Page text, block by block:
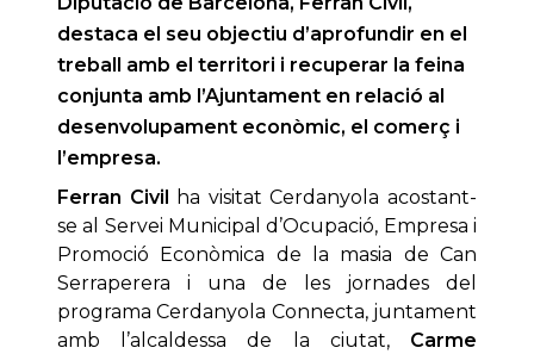
destaca el seu objectiu d’aprofundir en el
treball amb el territori i recuperar la feina
conjunta amb l’Ajuntament en relació al
desenvolupament econòmic, el comerç i
l’empresa.
Ferran Civil ha visitat Cerdanyola acostant-
se al Servei Municipal d’Ocupació, Empresa i
Promoció Econòmica de la masia de Can
Serraperera i una de les jornades del
programa Cerdanyola Connecta, juntament
amb l’alcaldessa de la ciutat, Carme